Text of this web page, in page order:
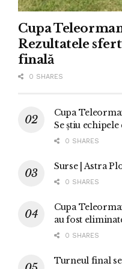
Cupa
Rezultatele
finală
0 SHARES
Cupa
Se știu
0 SHARES
Surse | Astra
0 SHARES
Cupa
au fost
0 SHARES
Turneul final se